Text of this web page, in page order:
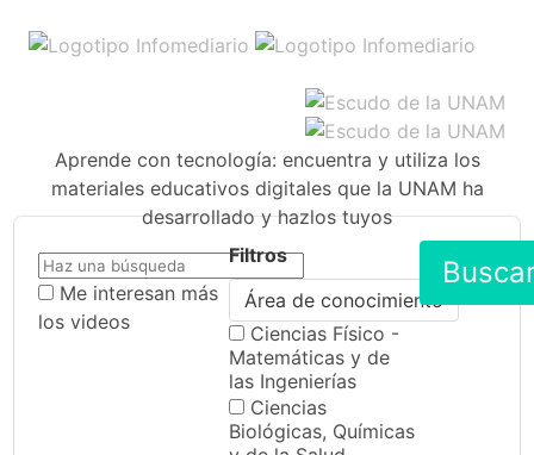
Aprende con tecnología: encuentra y utiliza los
materiales educativos digitales que la UNAM ha
desarrollado y hazlos tuyos
Me interesan más
los videos
Filtros
Área de conocimiento
Ciencias Físico -
Matemáticas y de
las Ingenierías
Ciencias
Biológicas, Químicas